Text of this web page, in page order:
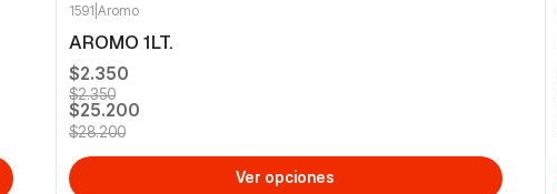
1591 Aromo
AROMO 1LT.
$2.350
$2.350
$25.200
$28.200
Ver opciones